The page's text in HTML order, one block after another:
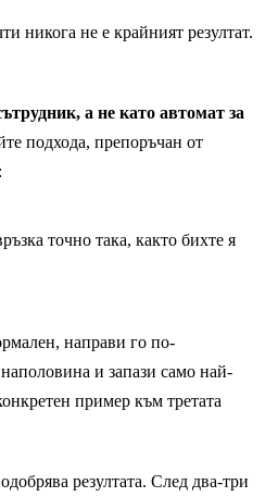
никога не е крайният резултат.
а не като автомат за
подхода, препоръчан от
точно така, както бихте я
направи го по-
и запази само най-
пример към третата
резултата. След два-три